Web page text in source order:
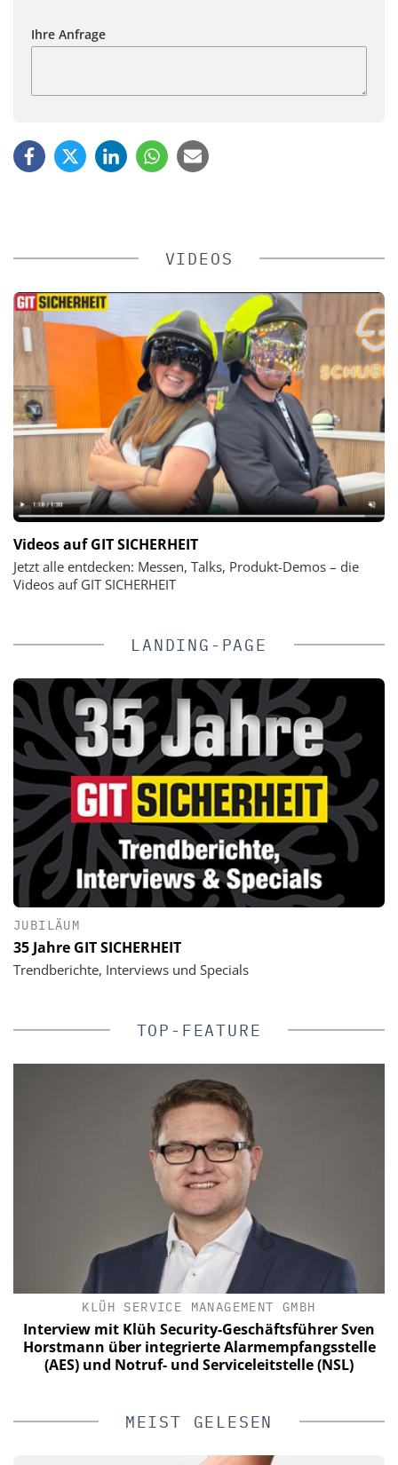
Ihre Anfrage
VIDEOS
Videos auf GIT SICHERHEIT
Jetzt alle entdecken: Messen, Talks, Produkt-Demos – die
Videos auf GIT SICHERHEIT
LANDING-PAGE
JUBILÄUM
35 Jahre GIT SICHERHEIT
Trendberichte, Interviews und Specials
TOP-FEATURE
KLÜH SERVICE MANAGEMENT GMBH
Interview mit Klüh Security-Geschäftsführer Sven
Horstmann über integrierte Alarmempfangsstelle
(AES) und Notruf- und Serviceleitstelle (NSL)
MEIST GELESEN